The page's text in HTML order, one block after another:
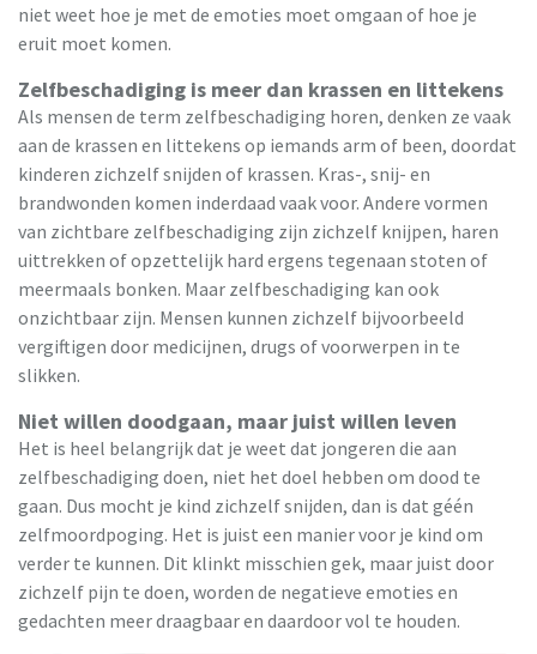
niet weet hoe je met de emoties moet omgaan of hoe je
eruit moet komen.
Zelfbeschadiging is meer dan krassen en littekens
Als mensen de term zelfbeschadiging horen, denken ze vaak
aan de krassen en littekens op iemands arm of been, doordat
kinderen zichzelf snijden of krassen. Kras-, snij- en
brandwonden komen inderdaad vaak voor. Andere vormen
van zichtbare zelfbeschadiging zijn zichzelf knijpen, haren
uittrekken of opzettelijk hard ergens tegenaan stoten of
meermaals bonken. Maar zelfbeschadiging kan ook
onzichtbaar zijn. Mensen kunnen zichzelf bijvoorbeeld
vergiftigen door medicijnen, drugs of voorwerpen in te
slikken.
Niet willen doodgaan, maar juist willen leven
Het is heel belangrijk dat je weet dat jongeren die aan
zelfbeschadiging doen, niet het doel hebben om dood te
gaan. Dus mocht je kind zichzelf snijden, dan is dat géén
zelfmoordpoging. Het is juist een manier voor je kind om
verder te kunnen. Dit klinkt misschien gek, maar juist door
zichzelf pijn te doen, worden de negatieve emoties en
gedachten meer draagbaar en daardoor vol te houden.